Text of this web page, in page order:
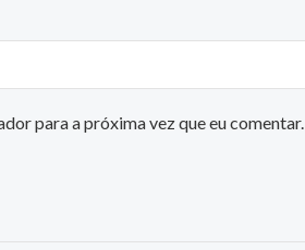
para a próxima vez que eu comentar.